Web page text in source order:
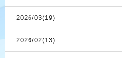
2026/03(19)
2026/02(13)